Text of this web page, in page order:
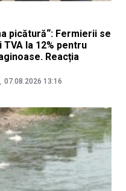
picătură“: Fermierii se
la 12% pentru
Reacția
07.08.2026 13:16